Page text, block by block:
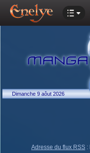
Dimanche 9 aôut 2026
Adresse du flux RSS :